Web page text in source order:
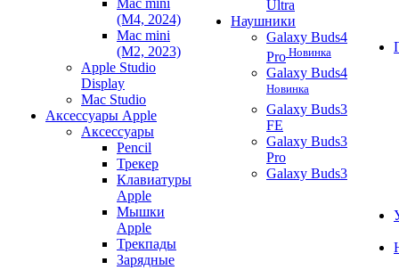
Mac mini
(M4, 2024)
Mac mini
(M2, 2023)
Apple Studio
Display
Mac Studio
Аксессуары Apple
Аксессуары
Pencil
Трекер
Клавиатуры
Apple
Мышки
Apple
Трекпады
Зарядные
Ultra
Наушники
Galaxy Buds4
Pro Новинка
Galaxy Buds4
Новинка
Galaxy Buds3
FE
Galaxy Buds3
Pro
Galaxy Buds3